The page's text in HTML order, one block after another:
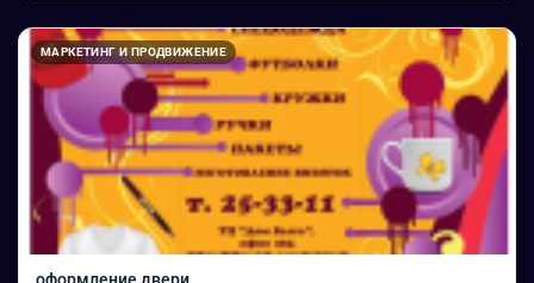
МАРКЕТИНГ И ПРОДВИЖЕНИЕ